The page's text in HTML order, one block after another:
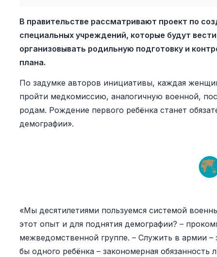
В правительстве рассматривают проект по
специальных учреждений, которые будут
организовывать родильную подготовку и
плана.
По задумке авторов инициативы, каждая
пройти медкомиссию, аналогичную военной,
родам. Рождение первого ребёнка станет
демографии».
«Мы десятилетиями пользуемся системой
этот опыт и для поднятия демографии? –
межведомственной группе. – Служить в армии
бы одного ребёнка – закономерная